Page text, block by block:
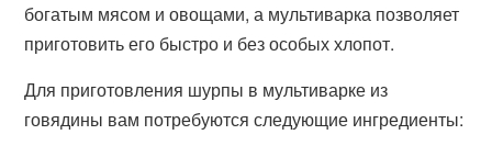
богатым мясом и овощами, а мультиварка позволяет
приготовить его быстро и без особых хлопот.
Для приготовления шурпы в мультиварке из
говядины вам потребуются следующие ингредиенты: